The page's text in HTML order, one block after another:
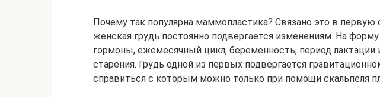
Почему так популярна маммопластика? Связано это в первую
женская грудь постоянно подвергается изменениям. На
гормоны, ежемесячный цикл, беременность, период лактации
старения. Грудь одной из первых подвергается
справиться с которым можно только при помощи скальпеля